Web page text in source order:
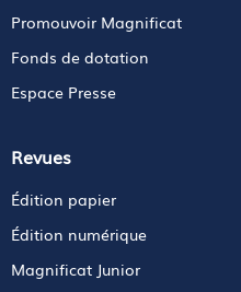
Promouvoir Magnificat
Fonds de dotation
Espace Presse
Revues
Édition papier
Édition numérique
Magnificat Junior